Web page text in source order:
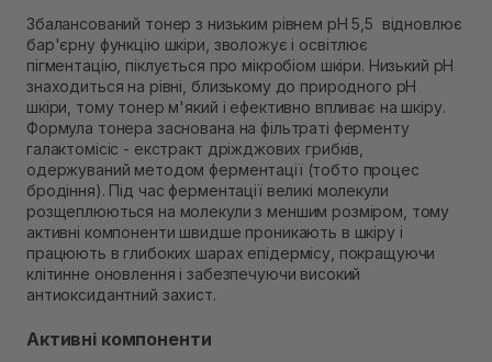
Самовивіз м. Рівне, вул. 16-го Липня, 15
В наявності
Самовивіз м. Рівне, вул. Кулика і Гудачека 23 (ТЦ
Екватор)
В наявності
Збалансований тонер з низьким рівнем pH 5,5 відновлює
бар'єрну функцію шкіри, зволожує і освітлює
пігментацію, піклується про мікробіом шкіри. Низький pH
знаходиться на рівні, близькому до природного pH
шкіри, тому тонер м'який і ефективно впливає на шкіру.
Формула тонера заснована на фільтраті ферменту
галактомісіс - екстракт дріжджових грибків,
одержуваний методом ферментації (тобто процес
бродіння). Під час ферментації великі молекули
розщеплюються на молекули з меншим розміром, тому
активні компоненти швидше проникають в шкіру і
працюють в глибоких шарах епідермісу, покращуючи
клітинне оновлення і забезпечуючи високий
антиоксидантний захист.
Активні компоненти